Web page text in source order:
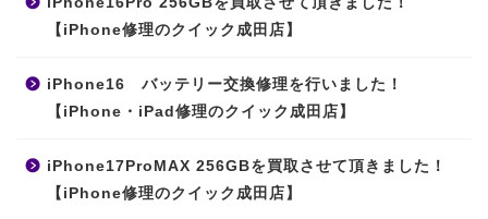
【iPhone修理のクイック成田店】
iPhone16 バッテリー交換修理を行いました！
【iPhone・iPad修理のクイック成田店】
iPhone17ProMAX 256GBを買取させて頂きました！
【iPhone修理のクイック成田店】